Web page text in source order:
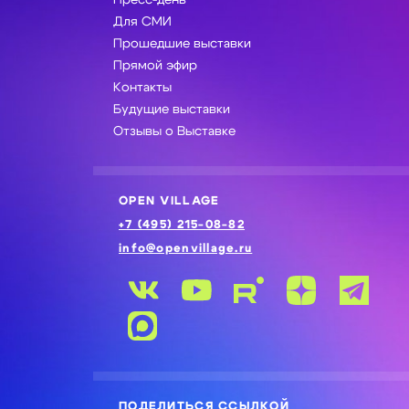
Для СМИ
Прошедшие выставки
Прямой эфир
Контакты
Будущие выставки
Отзывы о Выставке
OPEN VILLAGE
+7 (495) 215-08-82
info@openvillage.ru